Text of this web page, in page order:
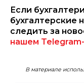
Если
бухгалтерские
следить за
нашем
В материале